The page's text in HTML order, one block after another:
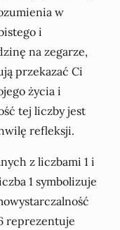
w
i
na zegarze,
przekazać Ci
życia i
tej liczby jest
refleksji.
z liczbami 1 i
1 symbolizuje
reprezentuje